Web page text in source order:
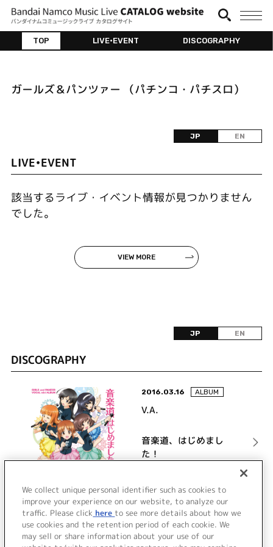
TOP LIVE•EVENT DISCOGRAPHY
ガールズ＆パンツァー （パチンコ・パチスロ）
JP EN
LIVE•EVENT
該当するライブ・イベント情報が見つかりません
でした。
VIEW MORE
JP EN
DISCOGRAPHY
2016.03.16 ALBUM
V.A.
音楽道、はじめまし
た！
詳細を見る
VIEW MORE
We collect unique personal identifier such as cookies to
improve your experience on our website, to analyze our
traffic. Please click here to see more details about how we
use cookies and the retention period of each cookie. We
may sell or share information about your use of our